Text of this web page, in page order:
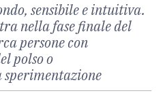
sensibile e intuitiva.
nella fase finale del
persone con
polso o
sperimentazione